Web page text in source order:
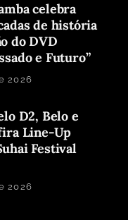
celebra
de história
do DVD
e Futuro”
2026
D2, Belo e
Line-Up
Festival
2026